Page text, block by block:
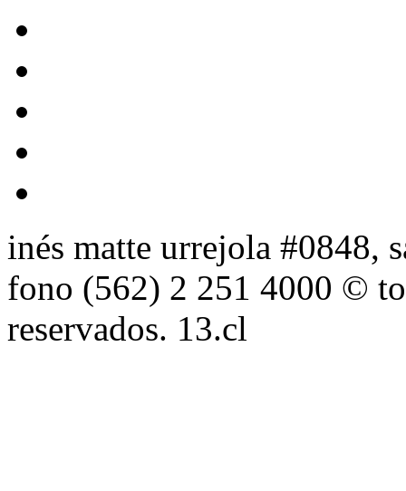
inés matte urrejola #0848,
fono (562) 2 251 4000 ©
reservados. 13.cl